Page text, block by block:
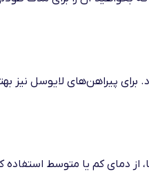
پیراهن‌های لایوسل نیز
از دمای کم یا متوسط